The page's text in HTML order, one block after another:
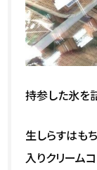
持参した氷を
生しらすはも
入りクリーム